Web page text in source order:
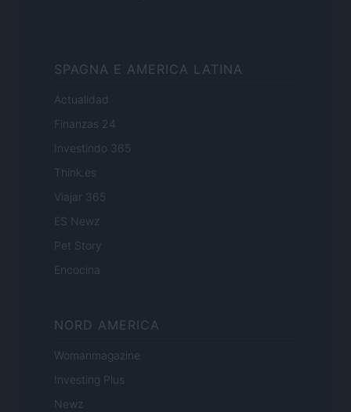
SPAGNA E AMERICA LATINA
Actualidad
Finanzas 24
Investindo 365
Think.es
Viajar 365
ES Newz
Pet Story
Encocina
NORD AMERICA
Womanmagazine
Investing Plus
Newz